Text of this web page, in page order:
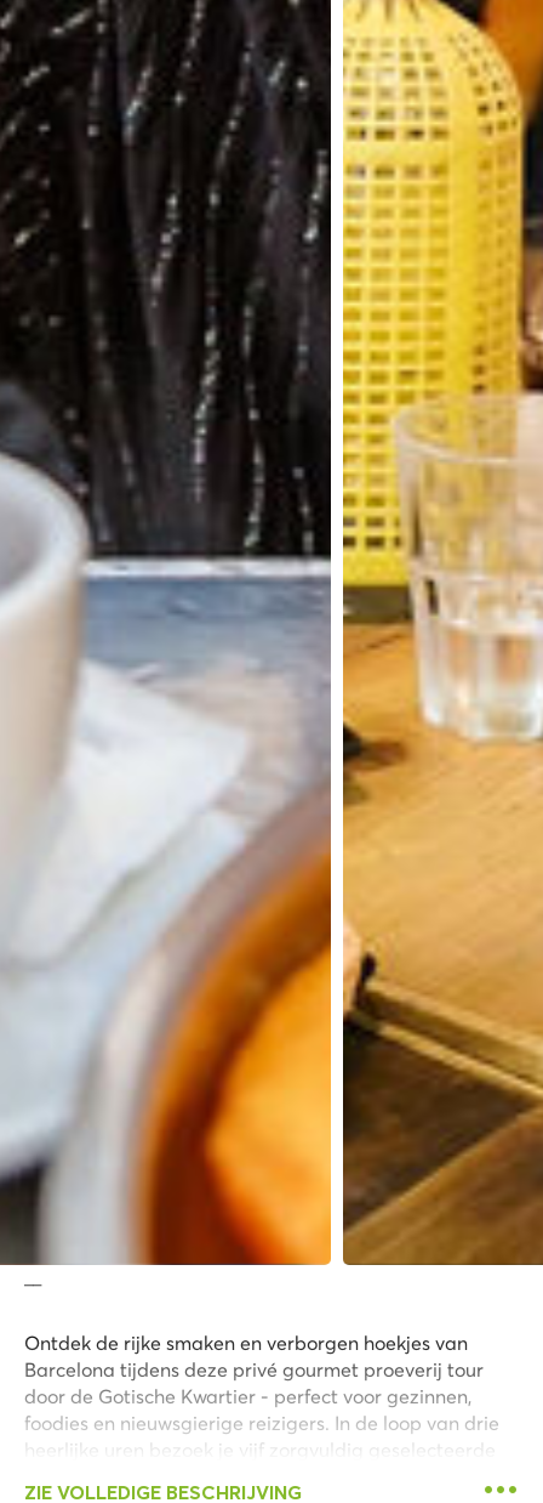
Ontdek de rijke smaken en verborgen hoekjes van
Barcelona tijdens deze privé gourmet proeverij tour
door de Gotische Kwartier - perfect voor gezinnen,
foodies en nieuwsgierige reizigers. In de loop van drie
heerlijke uren bezoek je vijf zorgvuldig geselecteerde
ZIE VOLLEDIGE BESCHRIJVING